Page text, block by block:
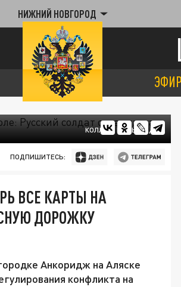
НИЖНИЙ НОВГОРОД
ЭФИР
КОЛЛАЖ ЦАРЬГРАДА
ПОДПИШИТЕСЬ:
ВСЕ КАРТЫ НА
ДОРОЖКУ
Анкоридж на Аляске
конфликта на